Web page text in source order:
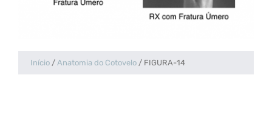
Início / Anatomia do Cotovelo / FIGURA-14